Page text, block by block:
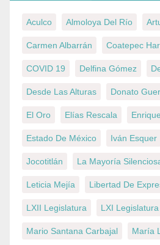
Aculco Almoloya Del Río
Carmen Albarrán Coatepec
COVID 19 Delfina Gómez
Desde Las Alturas Donato
El Oro Elías Rescala
Estado De México Iván Esquer
Jocotitlán La Mayoría
Leticia Mejía Libertad De
LXII Legislatura LXI Legislatura
Mario Santana Carbajal María